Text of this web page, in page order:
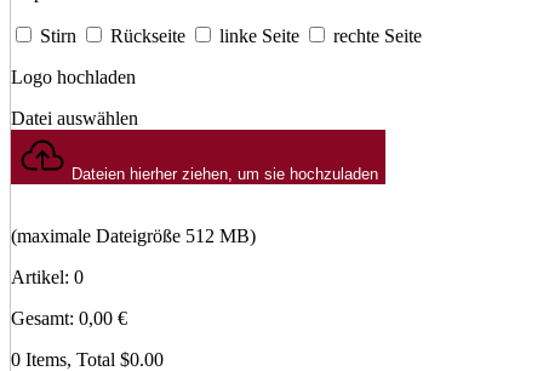
Stirn Rückseite linke Seite
rechte Seite
Logo hochladen
Datei auswählen
Dateien hierher ziehen, um sie hochzuladen
(maximale Dateigröße 512 MB)
Artikel: 0
Gesamt: 0,00 €
0 Items, Total $0.00